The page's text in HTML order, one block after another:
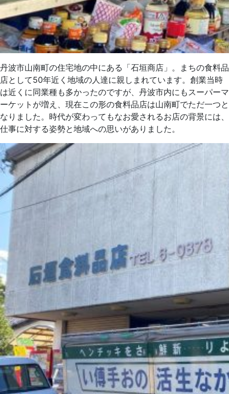
丹波市山南町の住宅地の中にある「石垣商店」。まちの食料品
店として50年近く地域の人達に親しまれています。創業当時
は近くに同業種も多かったのですが、丹波市内にもスーパーマ
ーケットが増え、現在この形の食料品店は山南町でただ一つと
なりました。時代が変わってもなお愛されるお店の背景には、
仕事に対する姿勢と地域への思いがありました。